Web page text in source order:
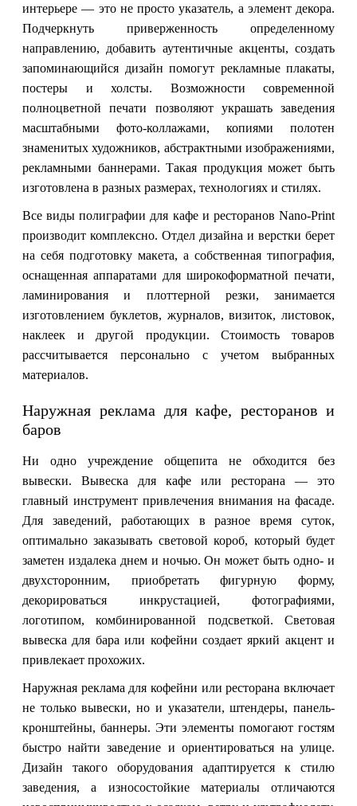
интерьере — это не просто указатель, а элемент декора.
Подчеркнуть приверженность определенному
направлению, добавить аутентичные акценты, создать
запоминающийся дизайн помогут рекламные плакаты,
постеры и холсты. Возможности современной
полноцветной печати позволяют украшать заведения
масштабными фото-коллажами, копиями полотен
знаменитых художников, абстрактными изображениями,
рекламными баннерами. Такая продукция может быть
изготовлена в разных размерах, технологиях и стилях.
Все виды полиграфии для кафе и ресторанов Nano-Print
производит комплексно. Отдел дизайна и верстки берет
на себя подготовку макета, а собственная типография,
оснащенная аппаратами для широкоформатной печати,
ламинирования и плоттерной резки, занимается
изготовлением буклетов, журналов, визиток, листовок,
наклеек и другой продукции. Стоимость товаров
рассчитывается персонально с учетом выбранных
материалов.
Наружная реклама для кафе, ресторанов и
баров
Ни одно учреждение общепита не обходится без
вывески. Вывеска для кафе или ресторана — это
главный инструмент привлечения внимания на фасаде.
Для заведений, работающих в разное время суток,
оптимально заказывать световой короб, который будет
заметен издалека днем и ночью. Он может быть одно- и
двухсторонним, приобретать фигурную форму,
декорироваться инкрустацией, фотографиями,
логотипом, комбинированной подсветкой. Световая
вывеска для бара или кофейни создает яркий акцент и
привлекает прохожих.
Наружная реклама для кофейни или ресторана включает
не только вывески, но и указатели, штендеры, панель-
кронштейны, баннеры. Эти элементы помогают гостям
быстро найти заведение и ориентироваться на улице.
Дизайн такого оборудования адаптируется к стилю
заведения, а износостойкие материалы отличаются